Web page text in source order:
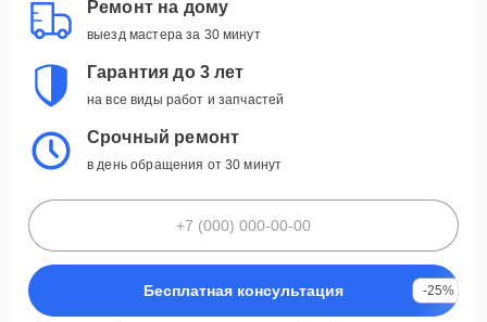
Ремонт на дому
выезд мастера за 30 минут
Гарантия до 3 лет
на все виды работ и запчастей
Срочный ремонт
в день обращения от 30 минут
Бесплатная консультация -25%